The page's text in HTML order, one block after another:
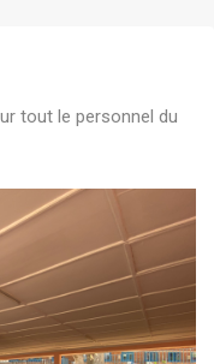
tout le personnel du